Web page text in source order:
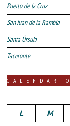
Puerto de la Cruz
San Juan de la Rambla
Santa Úrsula
Tacoronte
L
M